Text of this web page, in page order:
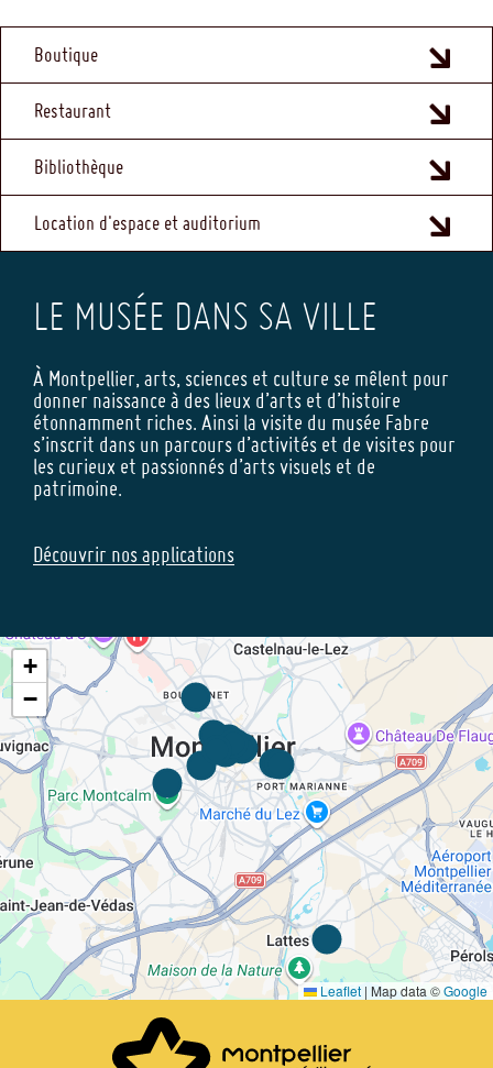
MENU
FOOTER
Boutique
Restaurant
Bibliothèque
Location d'espace et auditorium
LE MUSÉE DANS SA VILLE
À Montpellier, arts, sciences et culture se mêlent pour
donner naissance à des lieux d’arts et d’histoire
étonnamment riches. Ainsi la visite du musée Fabre
s’inscrit dans un parcours d’activités et de visites pour
les curieux et passionnés d’arts visuels et de
patrimoine.
Découvrir nos applications
+
−
Leaflet | Map data ©Google